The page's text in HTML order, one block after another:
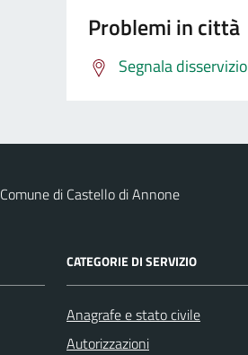
Problemi in città
Segnala disservizio
Comune di Castello di Annone
CATEGORIE DI SERVIZIO
Anagrafe e stato civile
Autorizzazioni